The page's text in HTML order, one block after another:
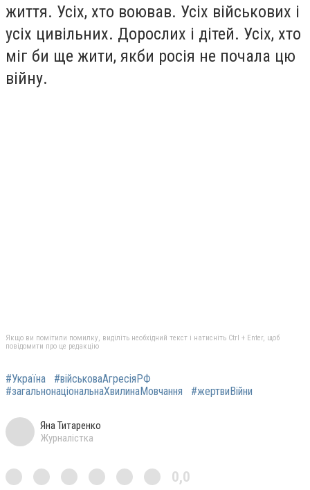
життя. Усіх, хто воював. Усіх військових і
усіх цивільних. Дорослих і дітей. Усіх, хто
міг би ще жити, якби росія не почала цю
війну.
Якщо ви помітили помилку, виділіть необхідний текст і натисніть Ctrl + Enter, щоб
повідомити про це редакцію
#Україна
#військоваАгресіяРФ
#загальнонаціональнаХвилинаМовчання
#жертвиВійни
Яна Титаренко
Журналістка
0,0